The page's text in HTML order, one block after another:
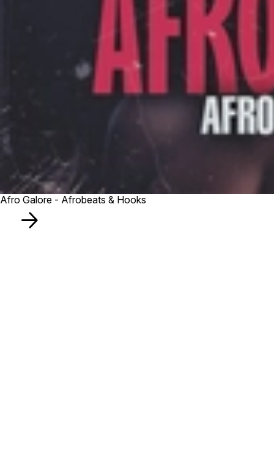
Afro Galore - Afrobeats & Hooks